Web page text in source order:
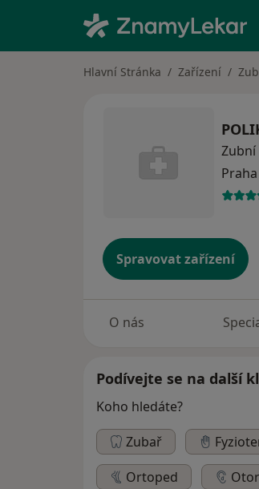
Hlavní Stránka Zařízení
Praha
Spravovat zařízení
O nás
Podívejte se na další
Koho hledáte?
Zubař
Ortoped